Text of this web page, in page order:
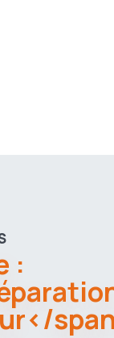
: